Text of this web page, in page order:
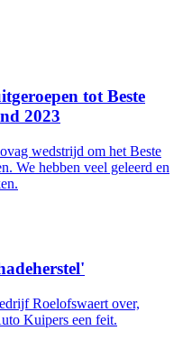
tot Beste
2023
wedstrijd om het Beste
We hebben veel geleerd en
Roelofswaert over,
Kuipers een feit.